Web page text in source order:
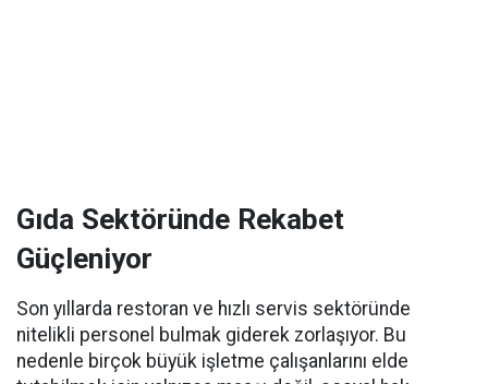
Gıda Sektöründe Rekabet
Güçleniyor
Son yıllarda restoran ve hızlı servis sektöründe
nitelikli personel bulmak giderek zorlaşıyor. Bu
nedenle birçok büyük işletme çalışanlarını elde